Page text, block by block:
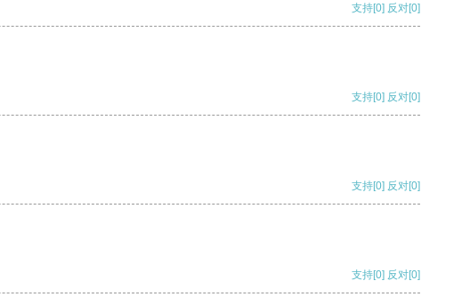
支持[0] 反对[0]
支持[0] 反对[0]
支持[0] 反对[0]
支持[0] 反对[0]